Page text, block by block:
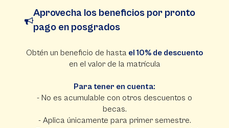
Aprovecha los beneficios por pronto
pago en posgrados
Obtén un beneficio de hasta el 10% de descuento
en el valor de la matrícula
Para tener en cuenta:
- No es acumulable con otros descuentos o
becas.
- Aplica únicamente para primer semestre.